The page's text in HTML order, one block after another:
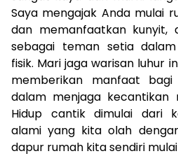
Saya mengajak Anda mulai
dan memanfaatkan kunyit,
sebagai teman setia
fisik. Mari jaga warisan luhur
memberikan manfaat
dalam menjaga kecantikan
Hidup cantik dimulai dari
alami yang kita olah
dapur rumah kita sendiri